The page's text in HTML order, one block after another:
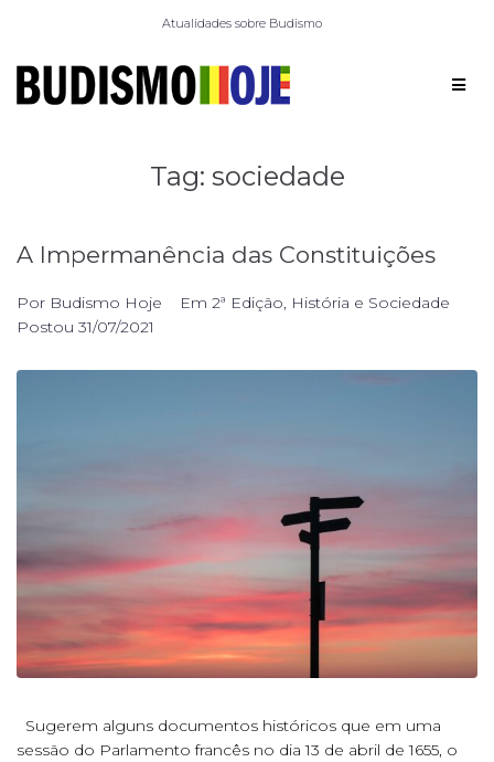
Atualidades sobre Budismo
Tag: sociedade
A Impermanência das Constituições
Por Budismo Hoje Em 2ª Edição, História e Sociedade
Postou 31/07/2021
Sugerem alguns documentos históricos que em uma
sessão do Parlamento francês no dia 13 de abril de 1655, o